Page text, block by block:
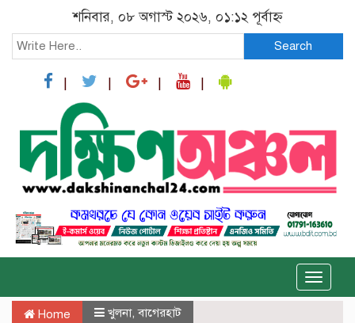
শনিবার, ০৮ অগাস্ট ২০২৬, ০১:১২ পূর্বাহ্ন
Search
Toggle
Home খুলনা,বাগেরহাট